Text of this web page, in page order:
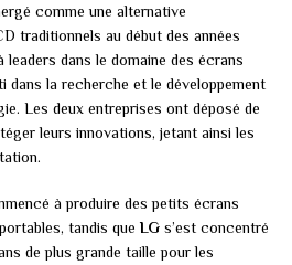
comme une alternative
traditionnels au début des années
leaders dans le domaine des écrans
dans la recherche et le développement
Les deux entreprises ont déposé de
leurs innovations, jetant ainsi les
à produire des petits écrans
tandis queLG s’est concentré
de plus grande taille pour les